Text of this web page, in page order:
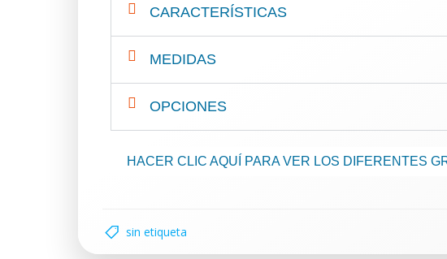
CARACTERÍSTICAS
MEDIDAS
OPCIONES
HACER CLIC AQUÍ PARA VER LOS DIFERENTES
sin etiqueta